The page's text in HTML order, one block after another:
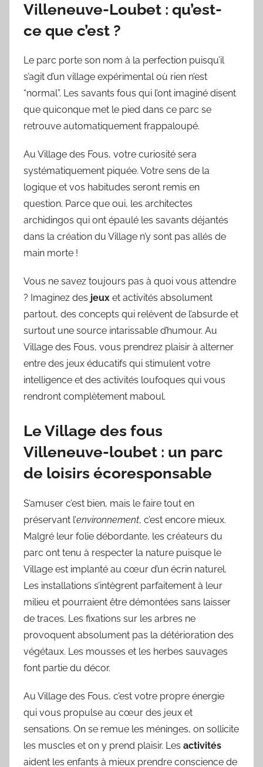
Villeneuve-Loubet : qu’est-
ce que c’est ?
Le parc porte son nom à la perfection puisqu’il
s’agit d’un village expérimental où rien n’est
“normal”. Les savants fous qui l’ont imaginé disent
que quiconque met le pied dans ce parc se
retrouve automatiquement frappaloupé.
Au Village des Fous, votre curiosité sera
systématiquement piquée. Votre sens de la
logique et vos habitudes seront remis en
question. Parce que oui, les architectes
archidingos qui ont épaulé les savants déjantés
dans la création du Village n’y sont pas allés de
main morte !
Vous ne savez toujours pas à quoi vous attendre
? Imaginez des jeux et activités absolument
partout, des concepts qui relèvent de l’absurde et
surtout une source intarissable d’humour. Au
Village des Fous, vous prendrez plaisir à alterner
entre des jeux éducatifs qui stimulent votre
intelligence et des activités loufoques qui vous
rendront complètement maboul.
Le Village des fous
Villeneuve-loubet : un parc
de loisirs écoresponsable
S’amuser c’est bien, mais le faire tout en
préservant l’environnement, c’est encore mieux.
Malgré leur folie débordante, les créateurs du
parc ont tenu à respecter la nature puisque le
Village est implanté au cœur d’un écrin naturel.
Les installations s’intègrent parfaitement à leur
milieu et pourraient être démontées sans laisser
de traces. Les fixations sur les arbres ne
provoquent absolument pas la détérioration des
végétaux. Les mousses et les herbes sauvages
font partie du décor.
Au Village des Fous, c’est votre propre énergie
qui vous propulse au cœur des jeux et
sensations. On se remue les méninges, on sollicite
les muscles et on y prend plaisir. Les activités
aident les enfants à mieux prendre conscience de